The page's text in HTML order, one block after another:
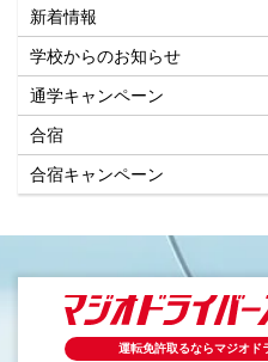
新着情報
学校からのお知らせ
通学キャンペーン
合宿
合宿キャンペーン
運転免許取るならマジオド